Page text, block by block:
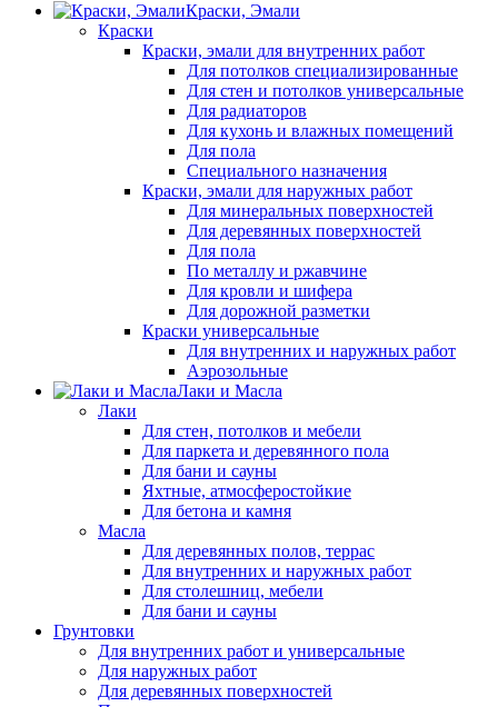
Краски, Эмали
Краски
Краски, эмали для внутренних работ
Для потолков специализированные
Для стен и потолков универсальные
Для радиаторов
Для кухонь и влажных помещений
Для пола
Специального назначения
Краски, эмали для наружных работ
Для минеральных поверхностей
Для деревянных поверхностей
Для пола
По металлу и ржавчине
Для кровли и шифера
Для дорожной разметки
Краски универсальные
Для внутренних и наружных работ
Аэрозольные
Лаки и Масла
Лаки
Для стен, потолков и мебели
Для паркета и деревянного пола
Для бани и сауны
Яхтные, атмосферостойкие
Для бетона и камня
Масла
Для деревянных полов, террас
Для внутренних и наружных работ
Для столешниц, мебели
Для бани и сауны
Грунтовки
Для внутренних работ и универсальные
Для наружных работ
Для деревянных поверхностей